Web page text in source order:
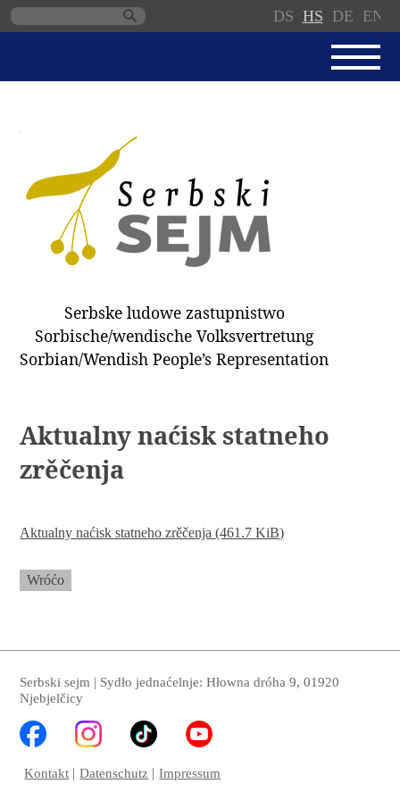
DS HS DE EN
SERBSKI SEJM
JEDNANSKI PORJAD
PROTOKOLE / WOBZAMKNJENJA
DARY
ZAPÓSŁANCY
WUBĚRKI
Serbske ludowe zastupnistwo
Sorbische/wendische Volksvertretung
Sorbian/Wendish People’s Representation
Aktualny naćisk statneho
zrěčenja
Aktualny naćisk statneho zrěčenja(461.7 KiB)
Wróćo
Serbski sejm | Sydło jednaćelnje: Hłowna dróha 9, 01920
Njebjelčicy
Kontakt Datenschutz Impressum